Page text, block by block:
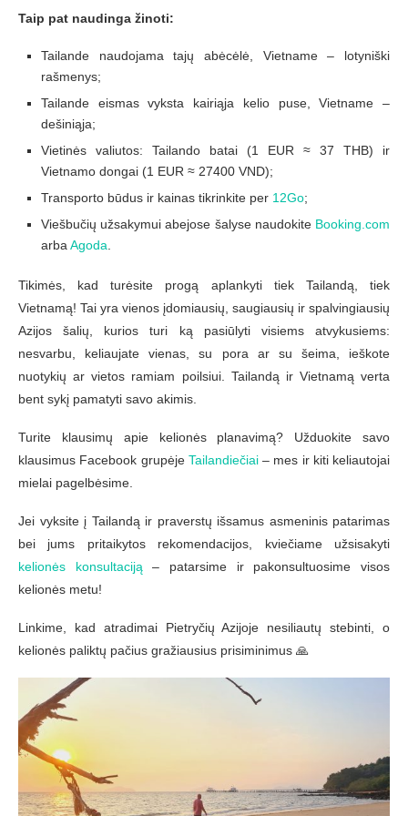
Taip pat naudinga žinoti:
Tailande naudojama tajų abėcėlė, Vietname – lotyniški
rašmenys;
Tailande eismas vyksta kairiąja kelio puse, Vietname –
dešiniąja;
Vietinės valiutos: Tailando batai (1 EUR ≈ 37 THB) ir
Vietnamo dongai (1 EUR ≈ 27400 VND);
Transporto būdus ir kainas tikrinkite per 12Go;
Viešbučių užsakymui abejose šalyse naudokite Booking.com
arbaAgoda.
Tikimės, kad turėsite progą aplankyti tiek Tailandą, tiek
Vietnamą! Tai yra vienos įdomiausių, saugiausių ir spalvingiausių
Azijos šalių, kurios turi ką pasiūlyti visiems atvykusiems:
nesvarbu, keliaujate vienas, su pora ar su šeima, ieškote
nuotykių ar vietos ramiam poilsiui. Tailandą ir Vietnamą verta
bent sykį pamatyti savo akimis.
Turite klausimų apie kelionės planavimą? Užduokite savo
klausimus Facebook grupėje Tailandiečiai– mes ir kiti keliautojai
mielai pagelbėsime.
Jei vyksite į Tailandą ir praverstų išsamus asmeninis patarimas
bei jums pritaikytos rekomendacijos, kviečiame užsisakyti
kelionės konsultaciją– patarsime ir pakonsultuosime visos
kelionės metu!
Linkime, kad atradimai Pietryčių Azijoje nesiliautų stebinti, o
kelionės paliktų pačius gražiausius prisiminimus 🙏